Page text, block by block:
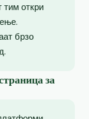
тим откри
брзо
за